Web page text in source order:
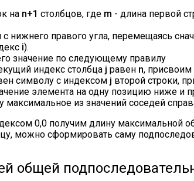
на n+1 столбцов, где m - длина первой
правого угла, перемещаясь
i).
значение по следующему правилу
индекс столбца j равен n, присвоим
символу с индексом j второй строки,
элемента на одну позицию ниже и
из значений соседей
0,0 получим длину максимальной
можно сформировать саму
общей